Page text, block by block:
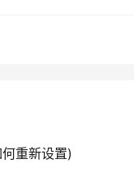
重新设置)